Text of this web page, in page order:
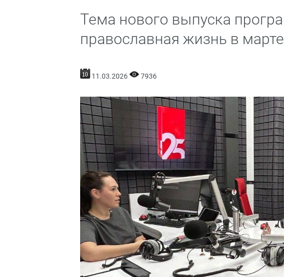
Тема нового выпуска
православная жизнь в марте
11.03.2026 7936